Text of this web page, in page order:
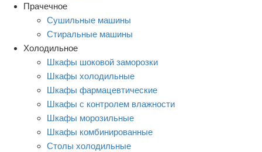
Прачечное
Сушильные машины
Стиральные машины
Холодильное
Шкафы шоковой заморозки
Шкафы холодильные
Шкафы фармацевтические
Шкафы с контролем влажности
Шкафы морозильные
Шкафы комбинированные
Столы холодильные